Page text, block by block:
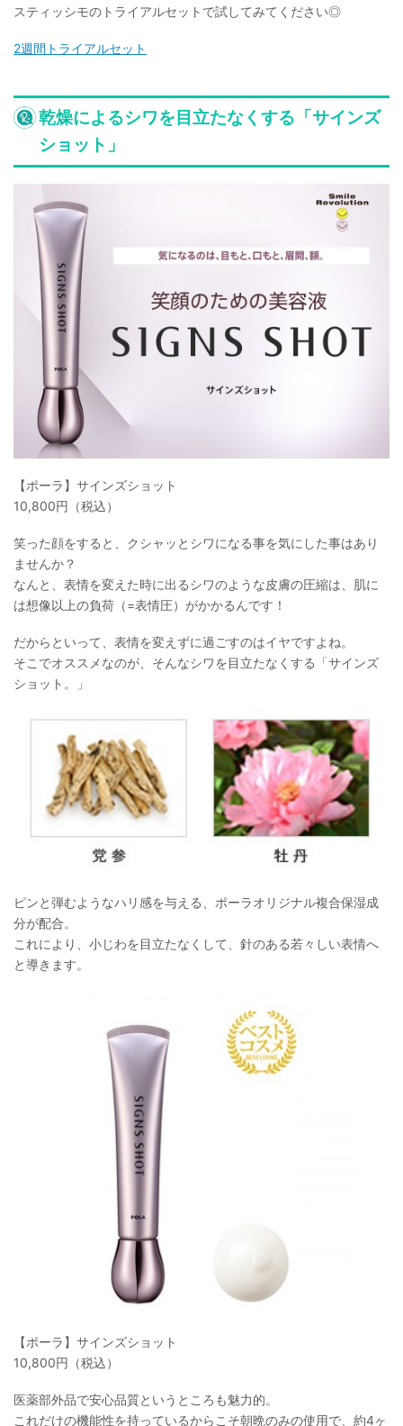
スティッシモのトライアルセットで試してみてください◎
2週間トライアルセット
乾燥によるシワを目立たなくする「サインズ
ショット」
【ポーラ】サインズショット
10,800円（税込）
笑った顔をすると、クシャッとシワになる事を気にした事はあり
ませんか？
なんと、表情を変えた時に出るシワのような皮膚の圧縮は、肌に
は想像以上の負荷（=表情圧）がかかるんです！
だからといって、表情を変えずに過ごすのはイヤですよね。
そこでオススメなのが、そんなシワを目立たなくする「サインズ
ショット。」
ピンと弾むようなハリ感を与える、ポーラオリジナル複合保湿成
分が配合。
これにより、小じわを目立たなくして、針のある若々しい表情へ
と導きます。
【ポーラ】サインズショット
10,800円（税込）
医薬部外品で安心品質というところも魅力的。
これだけの機能性を持っているからこそ朝晩のみの使用で、約4ヶ